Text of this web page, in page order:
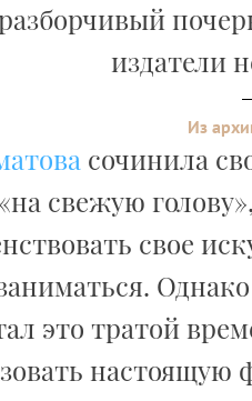
издатели
Из
сочинила
свежую
свое
это тратой